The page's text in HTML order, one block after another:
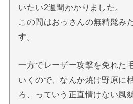
いたい2週間かかりました。
この間はおっさんの無精髭み
す。
一方でレーザー攻撃を免れた
いくので、なんか焼け野原に
ろ、っていう正直情けない風